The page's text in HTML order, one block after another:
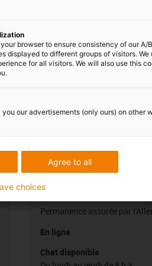
Livraisons et
Permanence assurée par
En ligne
Chat disponible
browser to ensure consistency of our A/
displayed to different groups of visitors. We
for all visitors. We will also use this
our advertisements (only ours) on other
Agree to all
choices